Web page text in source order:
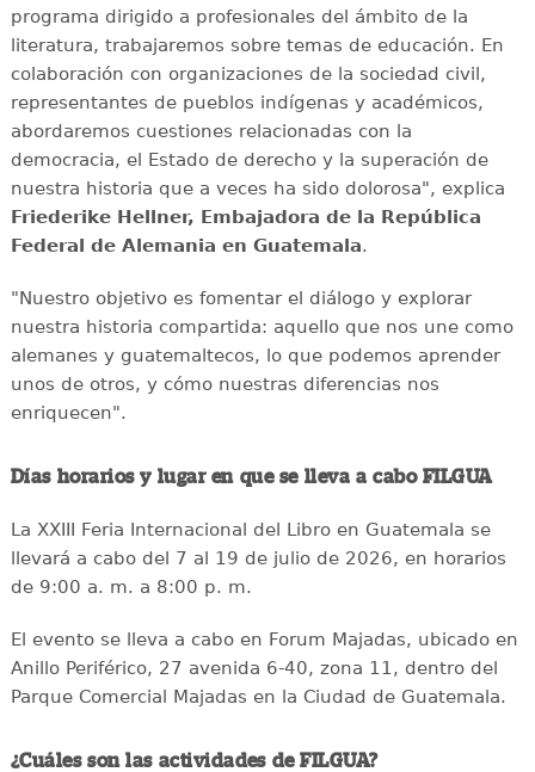
programa dirigido a profesionales del ámbito de la
literatura, trabajaremos sobre temas de educación. En
colaboración con organizaciones de la sociedad civil,
representantes de pueblos indígenas y académicos,
abordaremos cuestiones relacionadas con la
democracia, el Estado de derecho y la superación de
nuestra historia que a veces ha sido dolorosa", explica
Friederike Hellner, Embajadora de la República
Federal de Alemania en Guatemala.
"Nuestro objetivo es fomentar el diálogo y explorar
nuestra historia compartida: aquello que nos une como
alemanes y guatemaltecos, lo que podemos aprender
unos de otros, y cómo nuestras diferencias nos
enriquecen".
Días horarios y lugar en que se lleva a cabo FILGUA
La XXIII Feria Internacional del Libro en Guatemala se
llevará a cabo del 7 al 19 de julio de 2026, en horarios
de 9:00 a. m. a 8:00 p. m.
El evento se lleva a cabo en Forum Majadas, ubicado en
Anillo Periférico, 27 avenida 6-40, zona 11, dentro del
Parque Comercial Majadas en la Ciudad de Guatemala.
¿Cuáles son las actividades de FILGUA?